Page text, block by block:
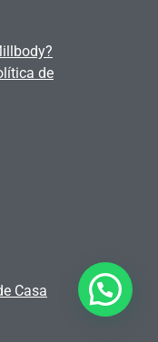
de
Casa